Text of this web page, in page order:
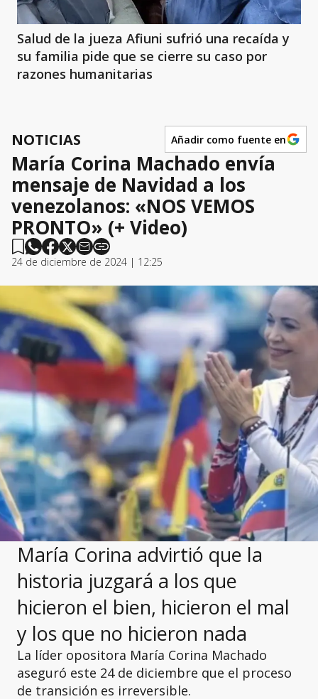
Salud de la jueza Afiuni sufrió una recaída y
su familia pide que se cierre su caso por
razones humanitarias
NOTICIAS Añadir como fuente en
María Corina Machado envía
mensaje de Navidad a los
venezolanos: «NOS VEMOS
PRONTO» (+ Video)
24 de diciembre de 2024 | 12:25
María Corina advirtió que la
historia juzgará a los que
hicieron el bien, hicieron el mal
y los que no hicieron nada
La líder opositora María Corina Machado
aseguró este 24 de diciembre que el proceso
de transición es irreversible.